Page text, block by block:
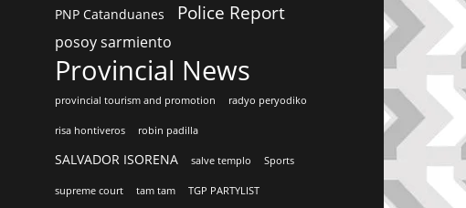
PNP Catanduanes
Police Report
posoy sarmiento
Provincial News
provincial tourism and promotion radyo peryodiko
risa hontiveros robin padilla
SALVADOR ISORENA salve templo Sports
supreme court tam tam TGP PARTYLIST